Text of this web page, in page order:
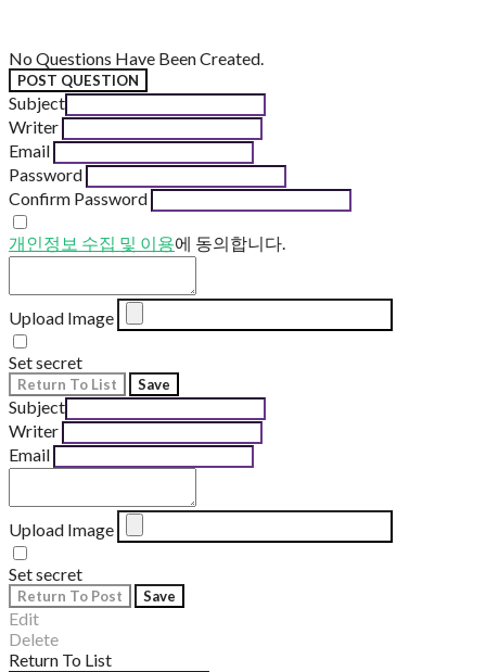
No Questions Have Been Created.
POST QUESTION
Subject
Writer
Email
Password
Confirm Password
개인정보 수집 및 이용에 동의합니다.
Upload Image
Set secret
Return To List Save
Subject
Writer
Email
Upload Image
Set secret
Return To Post Save
Edit
Delete
Return To List